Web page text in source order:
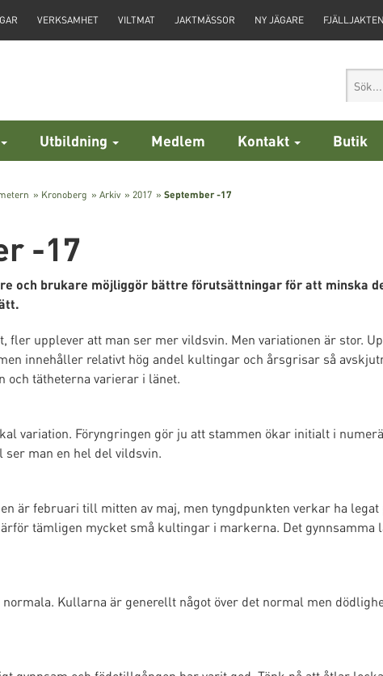
VERKSAMHET VILTMAT JAKTMÄSSOR NY JÄGARE FJÄLLJAKTEN
Utbildning Medlem Kontakt Butik
» Kronoberg » Arkiv » 2017 » September -17
-17
och brukare möjliggör bättre förutsättningar för att minska
fler upplever att man ser mer vildsvin. Men variationen är stor.
innehåller relativt hög andel kultingar och årsgrisar så
och tätheterna varierar i länet.
variation. Föryngringen gör ju att stammen ökar initialt i
ser man en hel del vildsvin.
är februari till mitten av maj, men tyngdpunkten verkar ha
tämligen mycket små kultingar i markerna. Det
Kullarna är generellt något över det normal men